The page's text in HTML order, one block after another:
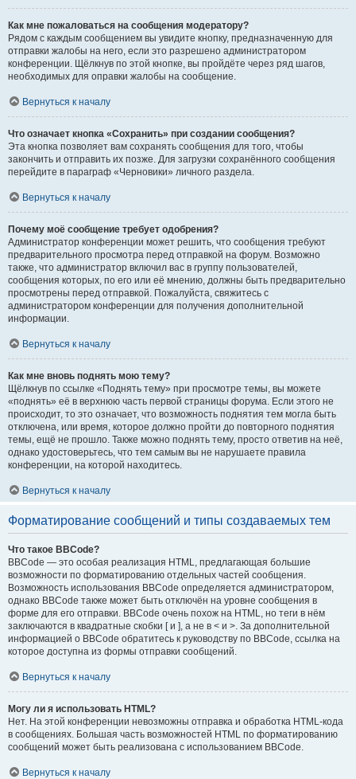
Как мне пожаловаться на сообщения модератору?
Рядом с каждым сообщением вы увидите кнопку, предназначенную для
отправки жалобы на него, если это разрешено администратором
конференции. Щёлкнув по этой кнопке, вы пройдёте через ряд шагов,
необходимых для оправки жалобы на сообщение.
Вернуться к началу
Что означает кнопка «Сохранить» при создании сообщения?
Эта кнопка позволяет вам сохранять сообщения для того, чтобы
закончить и отправить их позже. Для загрузки сохранённого сообщения
перейдите в параграф «Черновики» личного раздела.
Вернуться к началу
Почему моё сообщение требует одобрения?
Администратор конференции может решить, что сообщения требуют
предварительного просмотра перед отправкой на форум. Возможно
также, что администратор включил вас в группу пользователей,
сообщения которых, по его или её мнению, должны быть предварительно
просмотрены перед отправкой. Пожалуйста, свяжитесь с
администратором конференции для получения дополнительной
информации.
Вернуться к началу
Как мне вновь поднять мою тему?
Щёлкнув по ссылке «Поднять тему» при просмотре темы, вы можете
«поднять» её в верхнюю часть первой страницы форума. Если этого не
происходит, то это означает, что возможность поднятия тем могла быть
отключена, или время, которое должно пройти до повторного поднятия
темы, ещё не прошло. Также можно поднять тему, просто ответив на неё,
однако удостоверьтесь, что тем самым вы не нарушаете правила
конференции, на которой находитесь.
Вернуться к началу
Форматирование сообщений и типы создаваемых тем
Что такое BBCode?
BBCode — это особая реализация HTML, предлагающая большие
возможности по форматированию отдельных частей сообщения.
Возможность использования BBCode определяется администратором,
однако BBCode также может быть отключён на уровне сообщения в
форме для его отправки. BBCode очень похож на HTML, но теги в нём
заключаются в квадратные скобки [ и ], а не в < и >. За дополнительной
информацией о BBCode обратитесь к руководству по BBCode, ссылка на
которое доступна из формы отправки сообщений.
Вернуться к началу
Могу ли я использовать HTML?
Нет. На этой конференции невозможны отправка и обработка HTML-кода
в сообщениях. Большая часть возможностей HTML по форматированию
сообщений может быть реализована с использованием BBCode.
Вернуться к началу